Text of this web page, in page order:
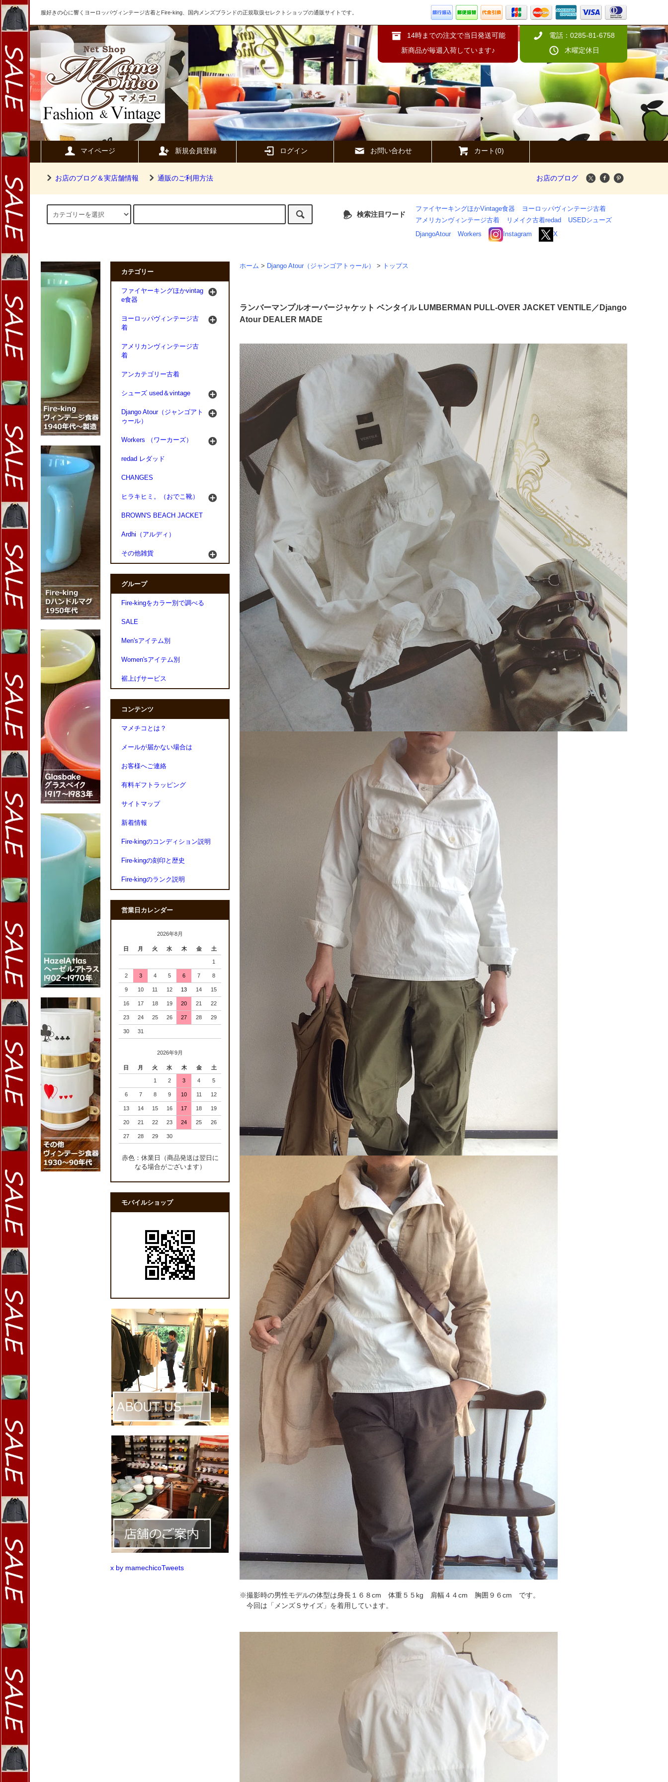
服好きの心に響くヨーロッパヴィンテージ古着とFire-king、国内メンズブランドの正規取扱セレクトショップの通販サイトです。
14時までの注文で当日発送可能
新商品が毎週入荷しています♪
電話：0285-81-6758
木曜定休日
マイページ 新規会員登録 ログイン お問い合わせ カート(0)
お店のブログ＆実店舗情報 通販のご利用方法 お店のブログ
検索注目ワード
ファイヤーキングほかVintage食器
ヨーロッパヴィンテージ古着
アメリカンヴィンテージ古着
リメイク古着redad
USEDシューズ
DjangoAtour
Workers Instagram X
ホーム > Django Atour（ジャンゴアトゥール） > トップス
ランバーマンプルオーバージャケット ベンタイル LUMBERMAN PULL-OVER JACKET VENTILE／Django
Atour DEALER MADE
※撮影時の男性モデルの体型は身長１６８cm 体重５５kg 肩幅４４cm 胸囲９６cm です。
今回は「メンズＳサイズ」を着用しています。
カテゴリー
ファイヤーキングほかvintag
e食器
ヨーロッパヴィンテージ古
着
アメリカンヴィンテージ古
着
アンカテゴリー古着
シューズ used＆vintage
Django Atour（ジャンゴアト
ゥール）
Workers （ワーカーズ）
redad レダッド
CHANGES
ヒラキヒミ。（おでこ靴）
BROWN'S BEACH JACKET
Ardhi（アルディ）
その他雑貨
グループ
Fire-kingをカラー別で調べる
SALE
Men'sアイテム別
Women'sアイテム別
裾上げサービス
コンテンツ
マメチコとは？
メールが届かない場合は
お客様へご連絡
有料ギフトラッピング
サイトマップ
新着情報
Fire-kingのコンディション説明
Fire-kingの刻印と歴史
Fire-kingのランク説明
営業日カレンダー
2026年8月
日 月 火 水 木 金 土
1
2 3 4 5 6 7 8
9 10 11 12 13 14 15
16 17 18 19 20 21 22
23 24 25 26 27 28 29
30 31
2026年9月
日 月 火 水 木 金 土
1 2 3 4 5
6 7 8 9 10 11 12
13 14 15 16 17 18 19
20 21 22 23 24 25 26
27 28 29 30
赤色：休業日（商品発送は翌日に
なる場合がございます）
モバイルショップ
x by mamechicoTweets